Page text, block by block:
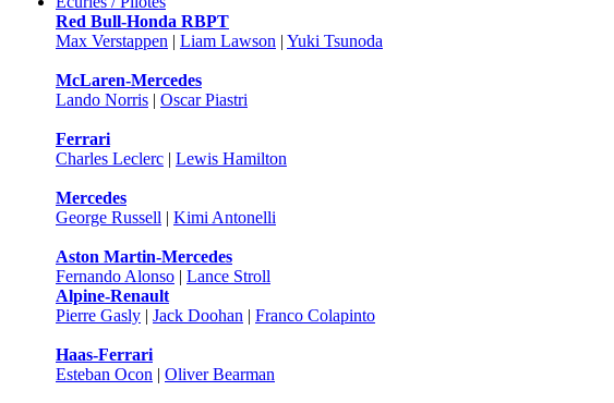
Red Bull-Honda RBPT
Max Verstappen | Liam Lawson | Yuki Tsunoda
McLaren-Mercedes
Lando Norris | Oscar Piastri
Ferrari
Charles Leclerc | Lewis Hamilton
Mercedes
George Russell | Kimi Antonelli
Aston Martin-Mercedes
Fernando Alonso | Lance Stroll
Alpine-Renault
Pierre Gasly | Jack Doohan | Franco Colapinto
Haas-Ferrari
Esteban Ocon | Oliver Bearman